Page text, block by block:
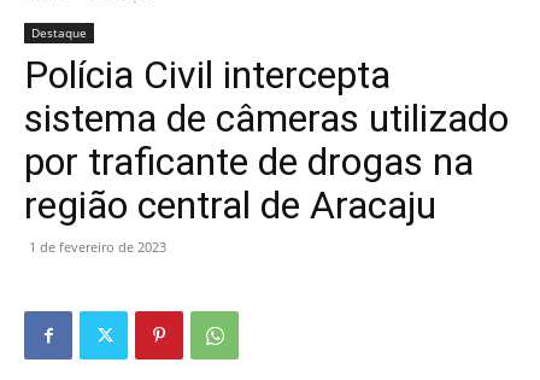
Destaque
Polícia Civil intercepta
sistema de câmeras utilizado
por traficante de drogas na
região central de Aracaju
1 de fevereiro de 2023